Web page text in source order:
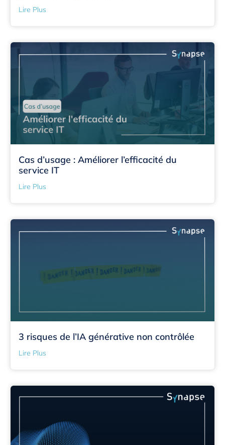
Lire Plus
Cas d’usage : Améliorer l’efficacité du
service IT
Lire Plus
3 risques de l’IA générative non contrôlée
Lire Plus